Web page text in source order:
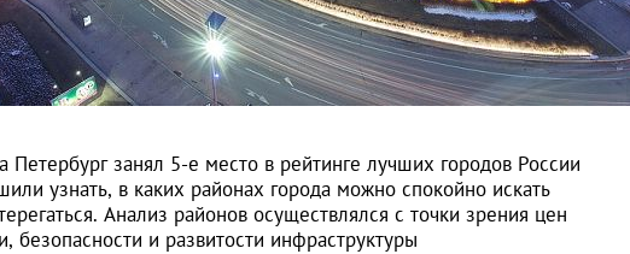
Петербург занял 5-е место в рейтинге лучших городов России
узнать, в каких районах города можно спокойно искать
Анализ районов осуществлялся с точки зрения цен
безопасности и развитости инфраструктуры